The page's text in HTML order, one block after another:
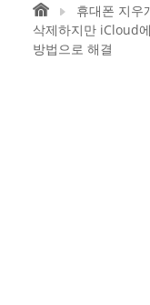
휴대폰 지우
삭제하지만 iCloud
방법으로 해결